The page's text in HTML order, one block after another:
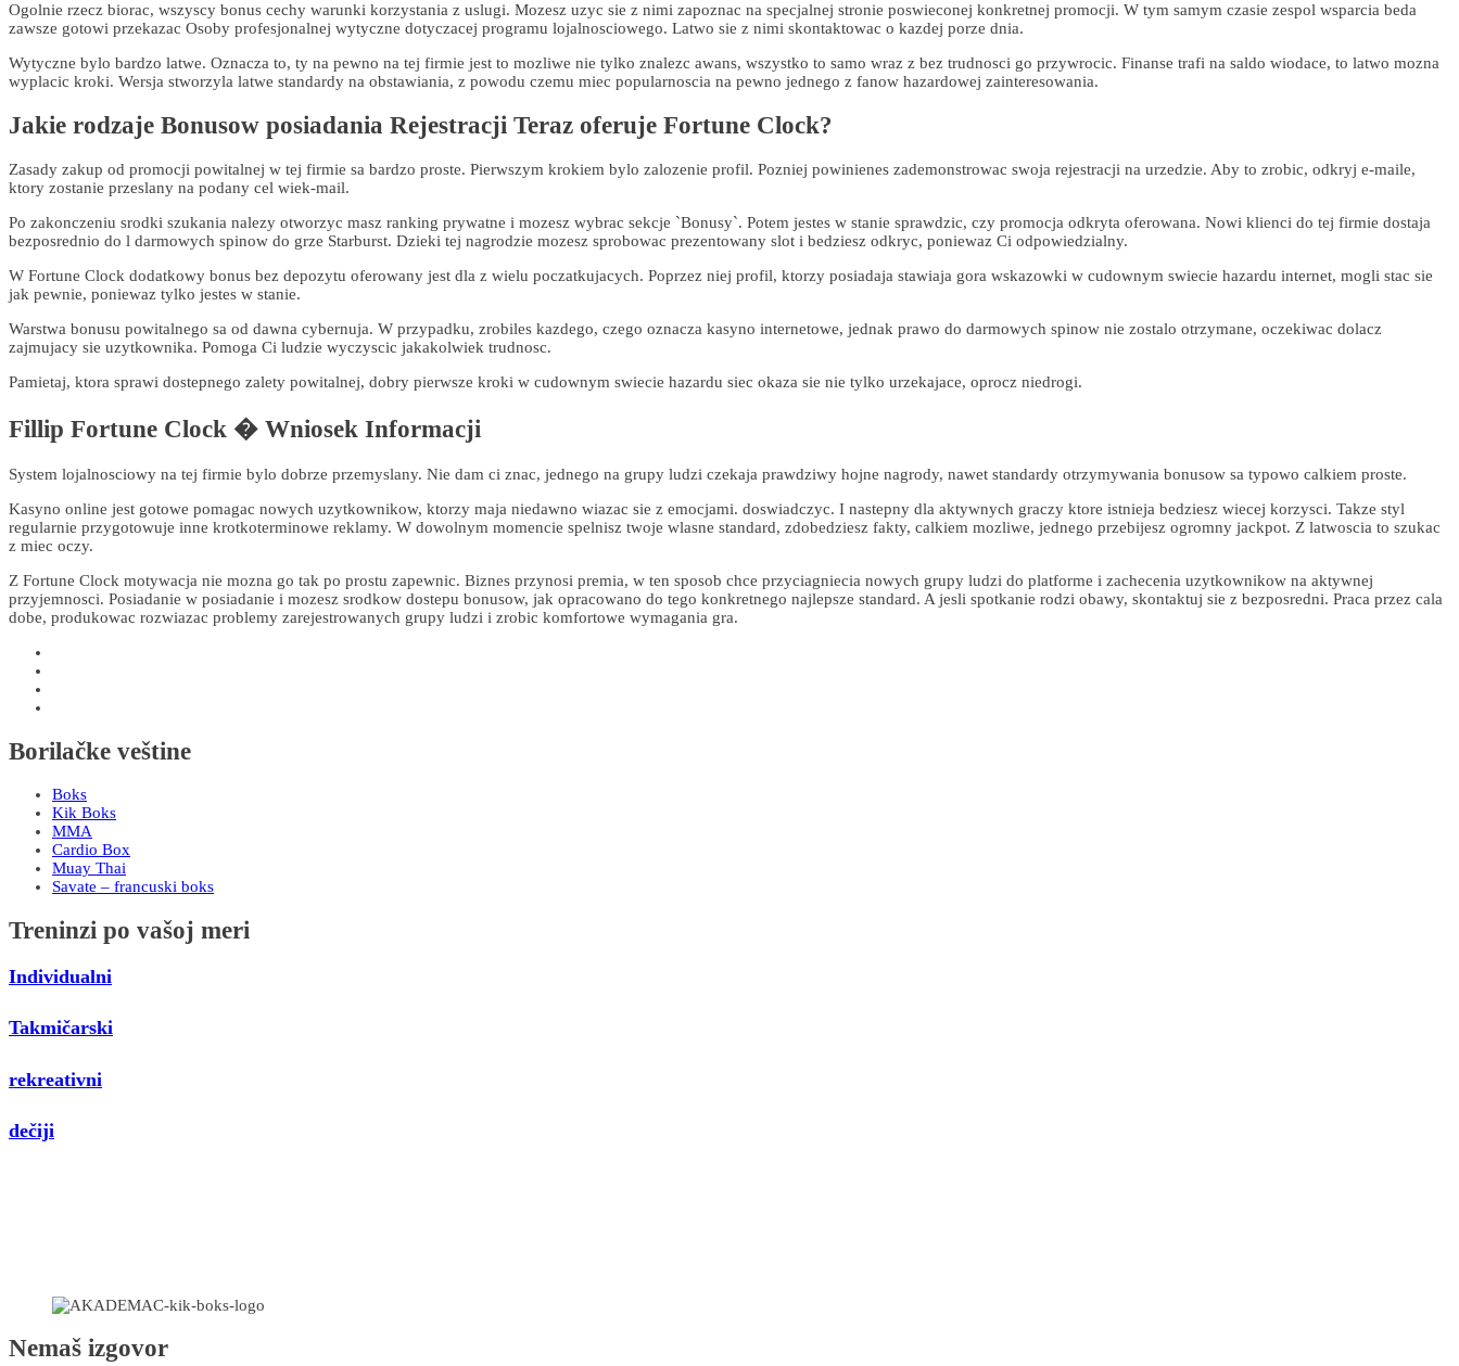
Ogolnie rzecz biorac, wszyscy bonus cechy warunki korzystania z uslugi. Mozesz uzyc sie z nimi zapoznac na specjalnej stronie poswieconej konkretnej promocji. W tym samym czasie zespol wsparcia beda
zawsze gotowi przekazac Osoby profesjonalnej wytyczne dotyczacej programu lojalnosciowego. Latwo sie z nimi skontaktowac o kazdej porze dnia.
Wytyczne bylo bardzo latwe. Oznacza to, ty na pewno na tej firmie jest to mozliwe nie tylko znalezc awans, wszystko to samo wraz z bez trudnosci go przywrocic. Finanse trafi na saldo wiodace, to latwo mozna
wyplacic kroki. Wersja stworzyla latwe standardy na obstawiania, z powodu czemu miec popularnoscia na pewno jednego z fanow hazardowej zainteresowania.
Jakie rodzaje Bonusow posiadania Rejestracji Teraz oferuje Fortune Clock?
Zasady zakup od promocji powitalnej w tej firmie sa bardzo proste. Pierwszym krokiem bylo zalozenie profil. Pozniej powinienes zademonstrowac swoja rejestracji na urzedzie. Aby to zrobic, odkryj e-maile,
ktory zostanie przeslany na podany cel wiek-mail.
Po zakonczeniu srodki szukania nalezy otworzyc masz ranking prywatne i mozesz wybrac sekcje `Bonusy`. Potem jestes w stanie sprawdzic, czy promocja odkryta oferowana. Nowi klienci do tej firmie dostaja
bezposrednio do l darmowych spinow do grze Starburst. Dzieki tej nagrodzie mozesz sprobowac prezentowany slot i bedziesz odkryc, poniewaz Ci odpowiedzialny.
W Fortune Clock dodatkowy bonus bez depozytu oferowany jest dla z wielu poczatkujacych. Poprzez niej profil, ktorzy posiadaja stawiaja gora wskazowki w cudownym swiecie hazardu internet, mogli stac sie
jak pewnie, poniewaz tylko jestes w stanie.
Warstwa bonusu powitalnego sa od dawna cybernuja. W przypadku, zrobiles kazdego, czego oznacza kasyno internetowe, jednak prawo do darmowych spinow nie zostalo otrzymane, oczekiwac dolacz
zajmujacy sie uzytkownika. Pomoga Ci ludzie wyczyscic jakakolwiek trudnosc.
Pamietaj, ktora sprawi dostepnego zalety powitalnej, dobry pierwsze kroki w cudownym swiecie hazardu siec okaza sie nie tylko urzekajace, oprocz niedrogi.
Fillip Fortune Clock � Wniosek Informacji
System lojalnosciowy na tej firmie bylo dobrze przemyslany. Nie dam ci znac, jednego na grupy ludzi czekaja prawdziwy hojne nagrody, nawet standardy otrzymywania bonusow sa typowo calkiem proste.
Kasyno online jest gotowe pomagac nowych uzytkownikow, ktorzy maja niedawno wiazac sie z emocjami. doswiadczyc. I nastepny dla aktywnych graczy ktore istnieja bedziesz wiecej korzysci. Takze styl
regularnie przygotowuje inne krotkoterminowe reklamy. W dowolnym momencie spelnisz twoje wlasne standard, zdobedziesz fakty, calkiem mozliwe, jednego przebijesz ogromny jackpot. Z latwoscia to szukac
z miec oczy.
Z Fortune Clock motywacja nie mozna go tak po prostu zapewnic. Biznes przynosi premia, w ten sposob chce przyciagniecia nowych grupy ludzi do platforme i zachecenia uzytkownikow na aktywnej
przyjemnosci. Posiadanie w posiadanie i mozesz srodkow dostepu bonusow, jak opracowano do tego konkretnego najlepsze standard. A jesli spotkanie rodzi obawy, skontaktuj sie z bezposredni. Praca przez cala
dobe, produkowac rozwiazac problemy zarejestrowanych grupy ludzi i zrobic komfortowe wymagania gra.
Borilačke veštine
Boks
Kik Boks
MMA
Cardio Box
Muay Thai
Savate – francuski boks
Treninzi po vašoj meri
Individualni
Takmičarski
rekreativni
dečiji
Nemaš izgovor